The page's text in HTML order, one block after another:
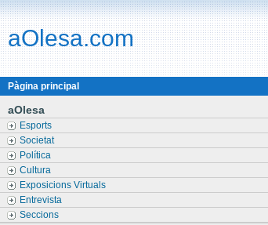
aOlesa.com
Pàgina principal
aOlesa
Esports
Societat
Política
Cultura
Exposicions Virtuals
Entrevista
Seccions